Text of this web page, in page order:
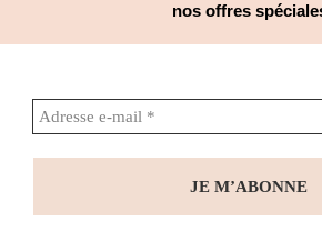
nos offres